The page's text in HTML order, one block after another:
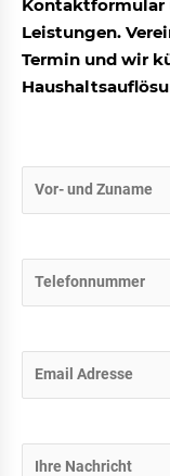
Kontaktformular
Leistungen.
Termin und wir